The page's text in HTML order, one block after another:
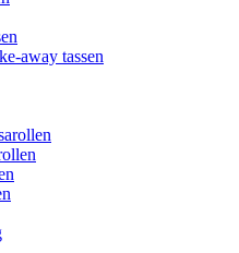
away tassen